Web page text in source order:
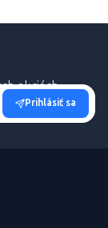
akciách.
Prihlásiť sa